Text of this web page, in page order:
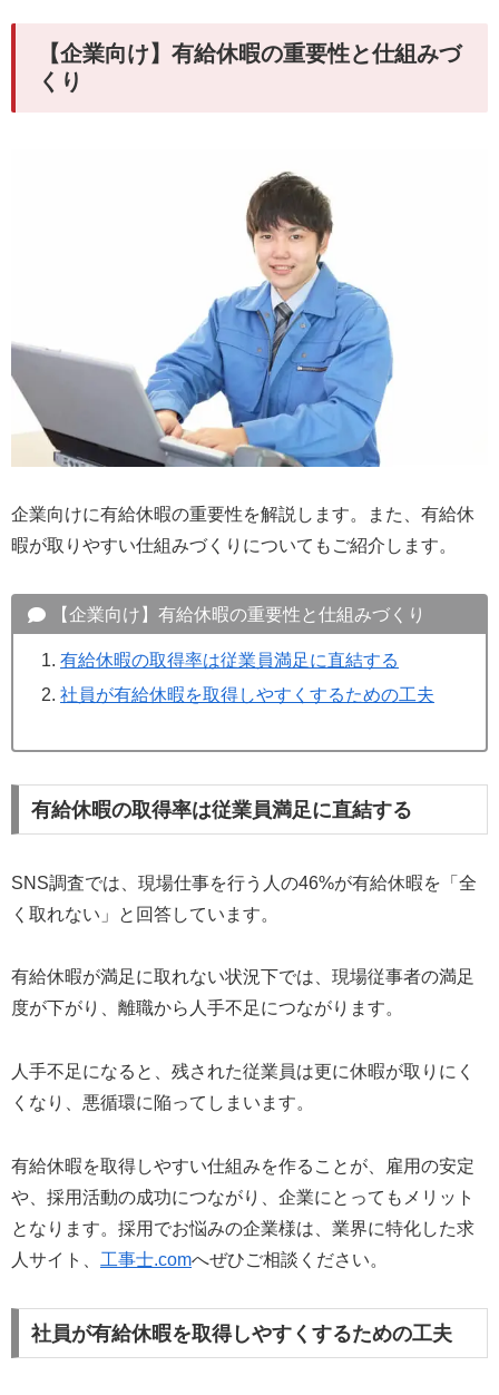
【企業向け】有給休暇の重要性と仕組みづ
くり
企業向けに有給休暇の重要性を解説します。また、有給休
暇が取りやすい仕組みづくりについてもご紹介します。
【企業向け】有給休暇の重要性と仕組みづくり
有給休暇の取得率は従業員満足に直結する
社員が有給休暇を取得しやすくするための工夫
有給休暇の取得率は従業員満足に直結する
SNS調査では、現場仕事を行う人の46%が有給休暇を「全
く取れない」と回答しています。
有給休暇が満足に取れない状況下では、現場従事者の満足
度が下がり、離職から人手不足につながります。
人手不足になると、残された従業員は更に休暇が取りにく
くなり、悪循環に陥ってしまいます。
有給休暇を取得しやすい仕組みを作ることが、雇用の安定
や、採用活動の成功につながり、企業にとってもメリット
となります。採用でお悩みの企業様は、業界に特化した求
人サイト、 工事士.comへぜひご相談ください。
社員が有給休暇を取得しやすくするための工夫